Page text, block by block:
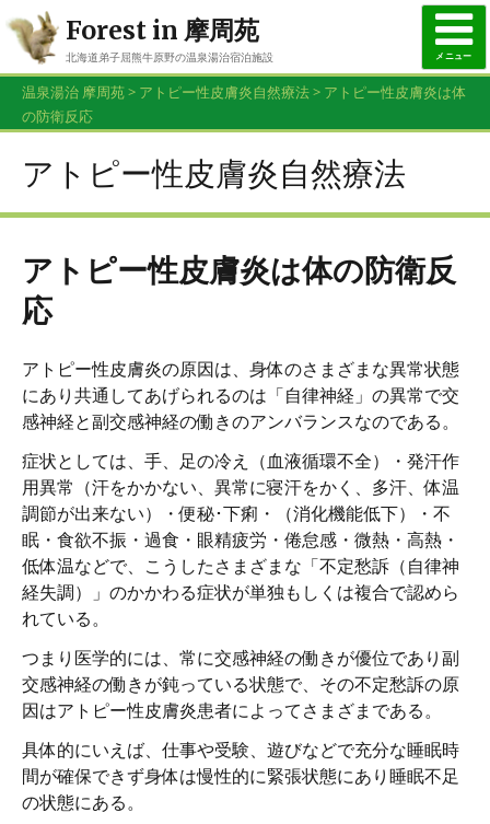
Forest in 摩周苑
北海道弟子屈熊牛原野の温泉湯治宿泊施設 メニュー
お問合せ・ご予約はお電話で 015-482-3926
温泉湯治 摩周苑> アトピー性皮膚炎自然療法> アトピー性皮膚炎は体
の防衛反応
アトピー性皮膚炎自然療法
アトピー性皮膚炎は体の防衛反
応
アトピー性皮膚炎の原因は、身体のさまざまな異常状態
にあり共通してあげられるのは「自律神経」の異常で交
感神経と副交感神経の働きのアンバランスなのである。
症状としては、手、足の冷え（血液循環不全）・発汗作
用異常（汗をかかない、異常に寝汗をかく、多汗、体温
調節が出来ない）・便秘･下痢・（消化機能低下）・不
眠・食欲不振・過食・眼精疲労・倦怠感・微熱・高熱・
低体温などで、こうしたさまざまな「不定愁訴（自律神
経失調）」のかかわる症状が単独もしくは複合で認めら
れている。
つまり医学的には、常に交感神経の働きが優位であり副
交感神経の働きが鈍っている状態で、その不定愁訴の原
因はアトピー性皮膚炎患者によってさまざまである。
具体的にいえば、仕事や受験、遊びなどで充分な睡眠時
間が確保できず身体は慢性的に緊張状態にあり睡眠不足
の状態にある。